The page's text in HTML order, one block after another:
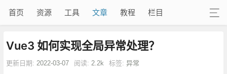
首页 资源 工具 文章 教程 栏目
Vue3 如何实现全局异常处理？
更新日期: 2022-03-07 阅读: 2.2k 标签: 异常